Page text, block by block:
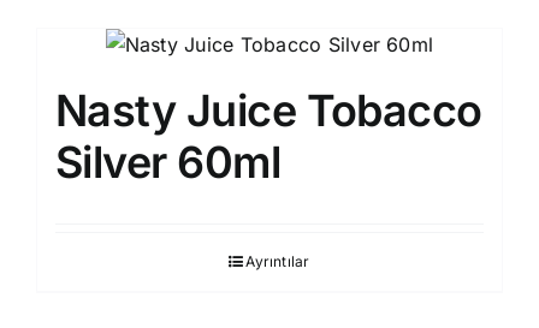
Nasty Juice Tobacco
Silver 60ml
Ayrıntılar